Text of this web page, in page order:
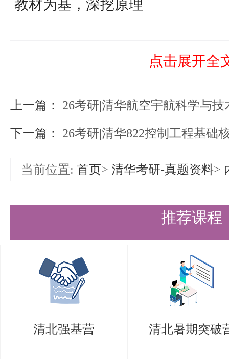
教材为基，深挖原理
永胜主编的紫色《机械原理教程
其是经典例题和课后习题。考题
计算的要求相对较低，一般不会
目。同时，清华的考题题量较大
分阶段复习，步步为营
3 - 7月份：基础夯实，稳扎稳打
这个阶段要认认真真地研读《机
计》这两本教材。一开始看教材
点击展开全
上一篇： 26考研|清华航空宇航科学与
下一篇： 26考研|清华822控制工程基础
当前位置: 首页> 清华考研-真题资料>
推荐课程
清北强基营 清北暑期突破